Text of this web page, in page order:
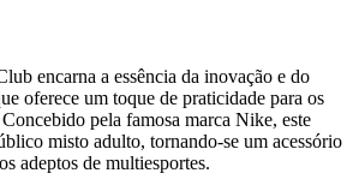
encarna a essência da inovação e do
oferece um toque de praticidade para os
pela famosa marca Nike, este
misto adulto, tornando-se um acessório
adeptos de multiesportes.